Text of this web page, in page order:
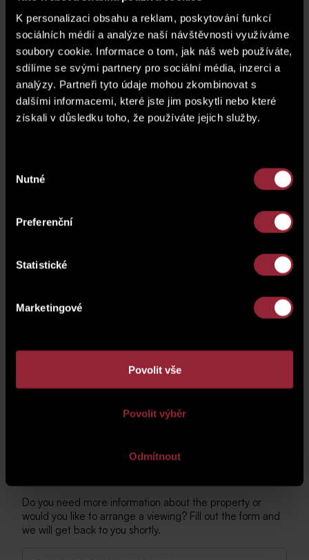
K personalizaci obsahu a reklam, poskytování funkcí
sociálních médií a analýze naší návštěvnosti využíváme
soubory cookie. Informace o tom, jak náš web používáte,
sdílíme se svými partnery pro sociální média, inzerci a
analýzy. Partneři tyto údaje mohou zkombinovat s
dalšími informacemi, které jste jim poskytli nebo které
získali v důsledku toho, že používáte jejich služby.
souhlasu
Nutné
Preferenční
Statistické
Marketingové
Povolit vše
Povolit výběr
Odmítnout
price of a parking space*
* The price of the unit does not include a parking
space.
floor plan
Do you need more information about the property or
would you like to arrange a viewing? Fill out the form and
we will get back to you shortly.